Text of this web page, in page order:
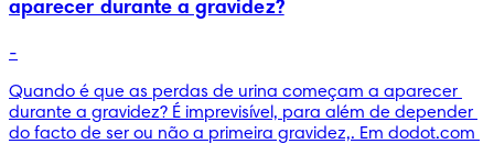
aparecer durante a gravidez?
-
Quando é que as perdas de urina começam a aparecer
durante a gravidez? É imprevisível, para além de depender
do facto de ser ou não a primeira gravidez,. Em dodot.com